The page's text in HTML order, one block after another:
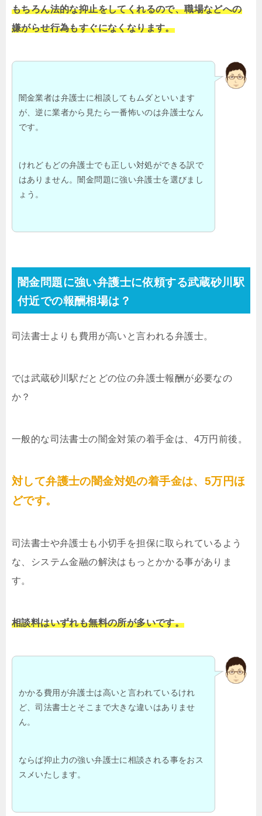
もちろん法的な抑止をしてくれるので、職場などへの
嫌がらせ行為もすぐになくなります。
闇金業者は弁護士に相談してもムダといいます
が、逆に業者から見たら一番怖いのは弁護士なん
です。
けれどもどの弁護士でも正しい対処ができる訳で
はありません。闇金問題に強い弁護士を選びまし
ょう。
闇金問題に強い弁護士に依頼する武蔵砂川駅
付近での報酬相場は？
司法書士よりも費用が高いと言われる弁護士。
では武蔵砂川駅だとどの位の弁護士報酬が必要なの
か？
一般的な司法書士の闇金対策の着手金は、4万円前後。
対して弁護士の闇金対処の着手金は、5万円ほ
どです。
司法書士や弁護士も小切手を担保に取られているよう
な、システム金融の解決はもっとかかる事がありま
す。
相談料はいずれも無料の所が多いです。
かかる費用が弁護士は高いと言われているけれ
ど、司法書士とそこまで大きな違いはありませ
ん。
ならば抑止力の強い弁護士に相談される事をおス
スメいたします。